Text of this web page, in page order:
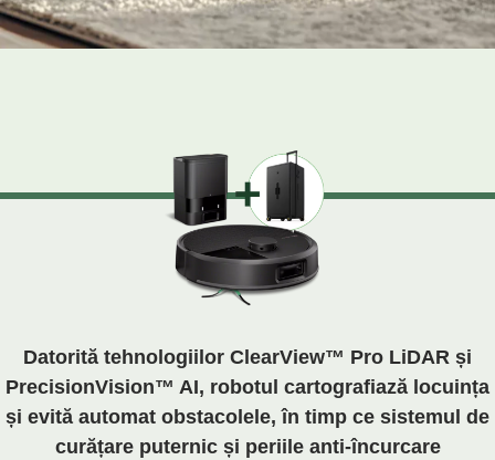
Datorită tehnologiilor ClearView™ Pro LiDAR și
PrecisionVision™ AI, robotul cartografiază locuința
și evită automat obstacolele, în timp ce sistemul de
curățare puternic și periile anti-încurcare